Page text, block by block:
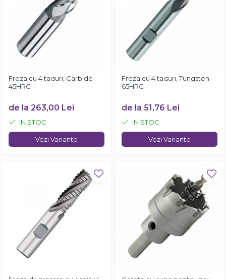
Freza cu 4 taisuri, Carbide
45HRC
de la 263,00 Lei
IN STOC
Vezi Variante
Freza cu 4 taisuri, Tungsten
65HRC
de la 51,76 Lei
IN STOC
Vezi Variante